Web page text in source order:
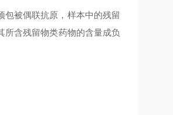
包被偶联抗原，样本中的残留
所含残留物类药物的含量成负